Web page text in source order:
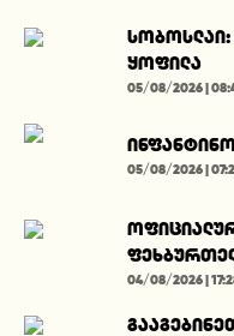
სობოსლაი:
ყოფილა
05/08/2026 |
05/08/2026 |
04/08/2026 |